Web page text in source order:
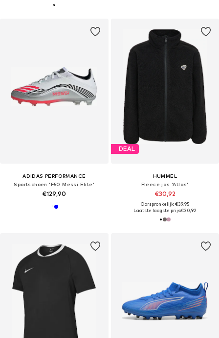
ADIDAS PERFORMANCE
Sportschoen 'F50 Messi Elite'
€129,90
DEAL
HUMMEL
Fleece jas 'Atlas'
€30,92
Oorspronkelijk: €39,95
Laatste laagste prijs:€30,92